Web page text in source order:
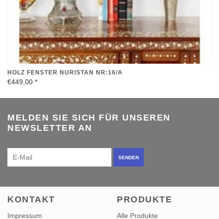
HOLZ FENSTER NURISTAN NR:16/A
€449,00 *
MELDEN SIE SICH FÜR UNSEREN
NEWSLETTER AN
SENDEN
KONTAKT
Impressum
PRODUKTE
Alle Produkte